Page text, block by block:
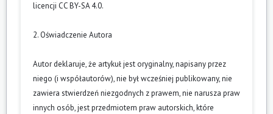
licencji CC BY-SA 4.0.
2. Oświadczenie Autora
Autor deklaruje, że artykuł jest oryginalny, napisany przez
niego (i współautorów), nie był wcześniej publikowany, nie
zawiera stwierdzeń niezgodnych z prawem, nie narusza praw
innych osób, jest przedmiotem praw autorskich, które